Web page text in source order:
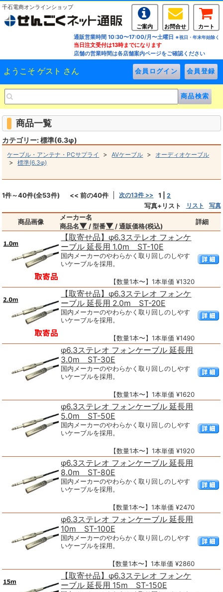
千石電商オンラインショップ
ご案内 お問合せ
カート
通販営業時間 10:30〜17:00/月〜土曜日 ※祝日・年末年始除く
当日注文受付は13時までになります
店舗の営業時間は各店舗案内ページをご確認ください
ようこそ ゲスト さん
商品一覧
カテゴリー: 標準(6.3φ)
ケーブル・アンテナ・PCサプライ >AVケーブル > オーディオケーブル
>標準(6.3φ)
1件～40件(全53件) << 前の40件 次の13件 >> 1 |2
写真+リスト リスト 写真
商品画像
メーカー名
商品名▼ / 型番▼ / 通販価格(税込)
詳細
【取寄せ品】φ6.3ステレオ フォンケ
ーブル 延長用 1.0m ST-10E
国内メーカーのやわらかく取り回しのしやす
いケーブルを採用。
【数量1本〜】1本単価 ¥1320
【取寄せ品】φ6.3ステレオ フォンケ
ーブル 延長用 2.0m ST-20E
国内メーカーのやわらかく取り回しのしやす
いケーブルを採用。
【数量1本〜】1本単価 ¥1490
φ6.3ステレオ フォンケーブル 延長用
3.0m ST-30E
国内メーカーのやわらかく取り回しのしやす
いケーブルを採用。
【数量1本〜】1本単価 ¥1620
φ6.3ステレオ フォンケーブル 延長用
5.0m ST-50E
国内メーカーのやわらかく取り回しのしやす
いケーブルを採用。
【数量1本〜】1本単価 ¥1920
φ6.3ステレオ フォンケーブル 延長用
8.0m ST-80E
国内メーカーのやわらかく取り回しのしやす
いケーブルを採用。
【数量1本〜】1本単価 ¥2470
φ6.3ステレオ フォンケーブル 延長用
10m ST-100E
国内メーカーのやわらかく取り回しのしやす
いケーブルを採用。
【数量1本〜】1本単価 ¥2860
【取寄せ品】φ6.3ステレオ フォンケ
ーブル 延長用 15m ST-150E